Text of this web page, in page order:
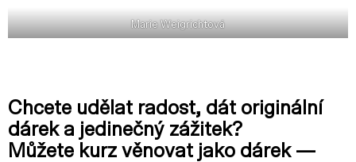
Marie Weigrichtová
Chcete udělat radost, dát originální
dárek a jedinečný zážitek?
Můžete kurz věnovat jako dárek —